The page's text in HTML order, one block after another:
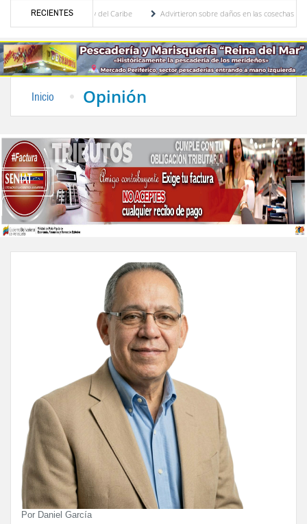
RECIENTESy del Caribe
Advirtieron sobre daños en las cosechas de los Andes
Inicio Opinión
Por Daniel García